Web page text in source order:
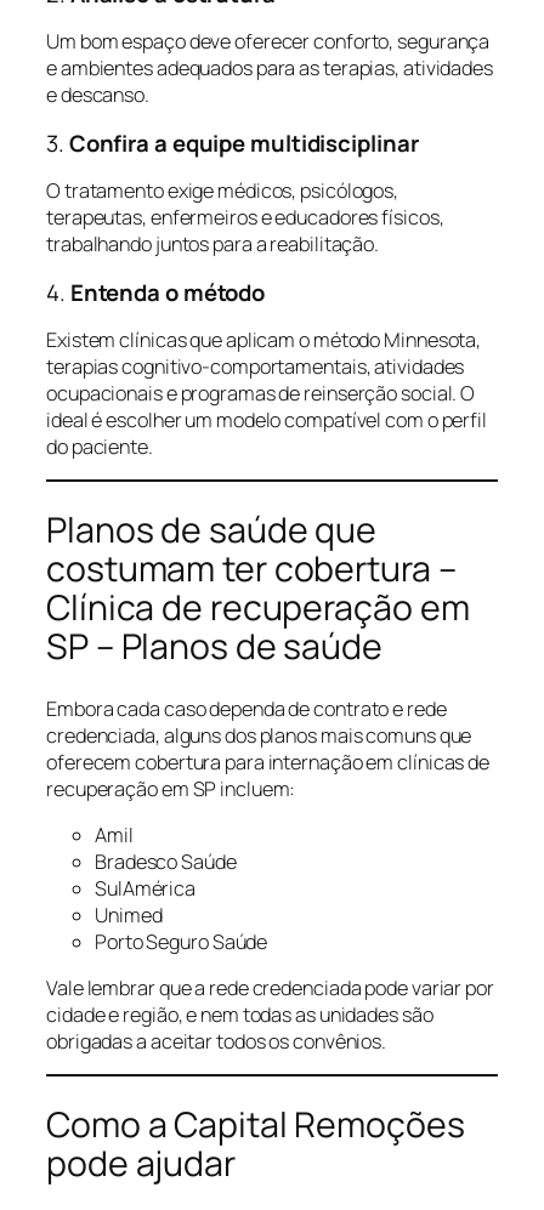
Um bom espaço deve oferecer conforto, segurança
e ambientes adequados para as terapias, atividades
e descanso.
3.Confira a equipe multidisciplinar
O tratamento exige médicos, psicólogos,
terapeutas, enfermeiros e educadores físicos,
trabalhando juntos para a reabilitação.
4. Entenda o método
Existem clínicas que aplicam o método Minnesota,
terapias cognitivo-comportamentais, atividades
ocupacionais e programas de reinserção social. O
ideal é escolher um modelo compatível com o perfil
do paciente.
Planos de saúde que
costumam ter cobertura –
Clínica de recuperação em
SP – Planos de saúde
Embora cada caso dependa de contrato e rede
credenciada, alguns dos planos mais comuns que
oferecem cobertura para internação em clínicas de
recuperação em SP incluem:
Amil
Bradesco Saúde
SulAmérica
Unimed
Porto Seguro Saúde
Vale lembrar que a rede credenciada pode variar por
cidade e região, e nem todas as unidades são
obrigadas a aceitar todos os convênios.
Como a Capital Remoções
pode ajudar